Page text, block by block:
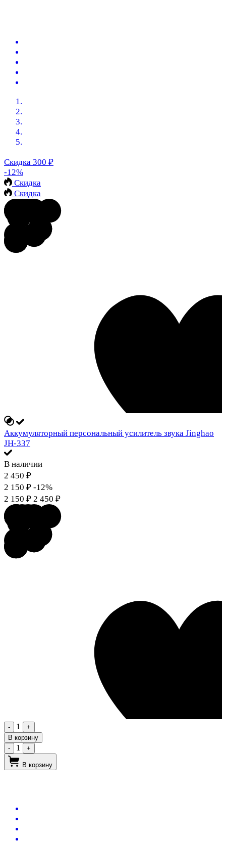
Скидка 300 ₽
-12%
Скидка
Скидка
Аккумуляторный персональный усилитель звука Jinghao
JH-337
В наличии
2 450 ₽
2 150 ₽ -12%
2 150 ₽ 2 450 ₽
- 1
+
В корзину
-
1 +
В корзину